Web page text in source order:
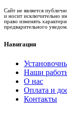
Сайт не является
и носит исключительно
право изменять
предварительного
Навигация
Наши
О нас
Оплата и
Контакты